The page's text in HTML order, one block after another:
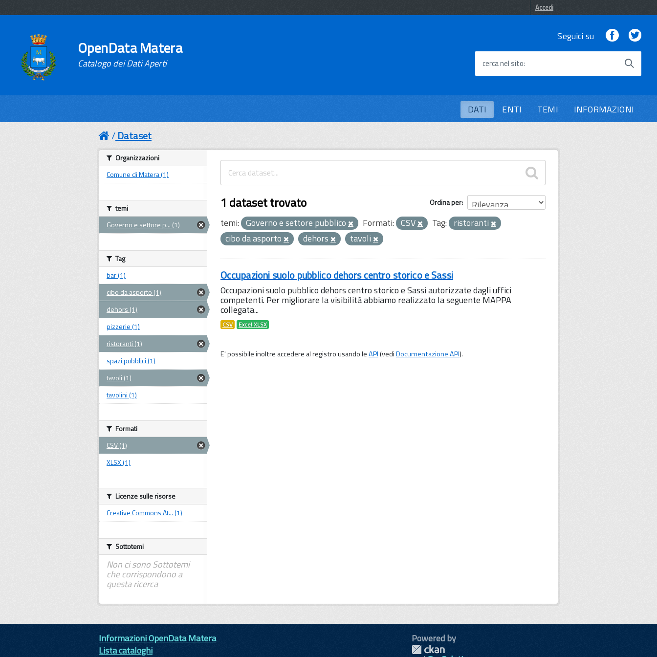
Accedi
OpenData Matera
Catalogo dei Dati Aperti
Seguici su Facebook
cerca nel sito
DATI ENTI TEMI INFORMAZIONI
Dataset
Ordina per
1 dataset trovato
temi: Governo e settore pubblico Formati: CSV Tag: ristoranti
cibo da asporto
dehors tavoli
Occupazioni suolo pubblico dehors centro storico e Sassi
Occupazioni suolo pubblico dehors centro storico e Sassi autorizzate dagli uffici
competenti. Per migliorare la visibilità abbiamo realizzato la seguente MAPPA
collegata...
CSV Excel XLSX
E' possibile inoltre accedere al registro usando leAPI(vediDocumentazione API).
Organizzazioni
Comune di Matera (1)
temi
Governo e settore p... (1)
Tag
bar (1)
cibo da asporto (1)
dehors (1)
pizzerie (1)
ristoranti (1)
spazi pubblici (1)
tavoli (1)
tavolini (1)
Formati
CSV (1)
XLSX (1)
Licenze sulle risorse
Creative Commons At... (1)
Sottotemi
Non ci sono Sottotemi
che corrispondono a
questa ricerca
Informazioni OpenData Matera
Lista cataloghi
Powered by